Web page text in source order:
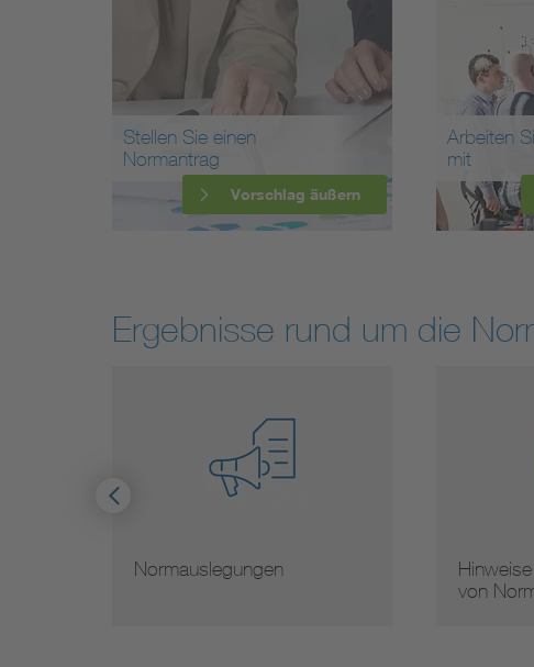
Stellen Sie einen
Normantrag
Vorschlag äußern
Arbeiten
mit
Ergebnisse rund um die
Normauslegungen
von